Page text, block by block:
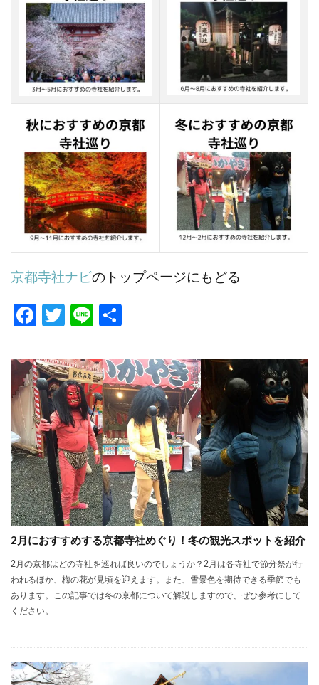
京都寺社ナビのトップページにもどる
Fa
b
o
o
k
T
itt
er
Li
e
2月におすすめする京都寺社めぐり！冬の観光スポットを紹介
2月の京都はどの寺社を巡れば良いのでしょうか？2月は各寺社で節分祭が行
われるほか、梅の花が見頃を迎えます。また、雪景色を期待できる季節でも
あります。この記事では冬の京都について解説しますので、ぜひ参考にして
ください。